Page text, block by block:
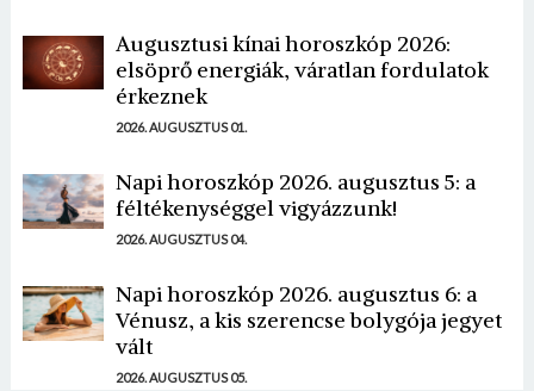
Augusztusi kínai horoszkóp 2026:
elsöprő energiák, váratlan fordulatok
érkeznek
2026. AUGUSZTUS 01.
Napi horoszkóp 2026. augusztus 5: a
féltékenységgel vigyázzunk!
2026. AUGUSZTUS 04.
Napi horoszkóp 2026. augusztus 6: a
Vénusz, a kis szerencse bolygója jegyet
vált
2026. AUGUSZTUS 05.